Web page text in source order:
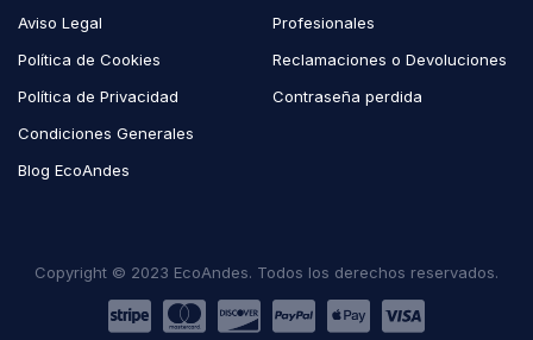
Aviso Legal
Política de Cookies
Política de Privacidad
Condiciones Generales
Blog EcoAndes
Profesionales
Reclamaciones o Devoluciones
Contraseña perdida
Copyright © 2023 EcoAndes. Todos los derechos reservados.